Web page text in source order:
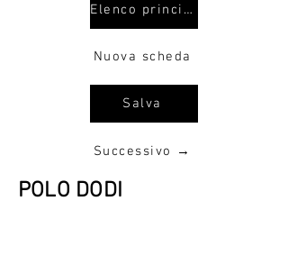
Elenco principale
Nuova scheda
Salva
Successivo →
POLO DODI